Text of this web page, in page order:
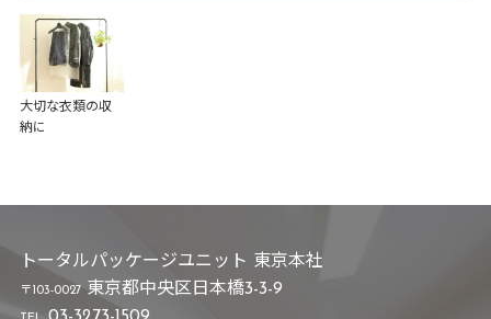
大切な衣類の収
納に
トータルパッケージユニット 東京本社
〒103-0027東京都中央区日本橋3-3-9